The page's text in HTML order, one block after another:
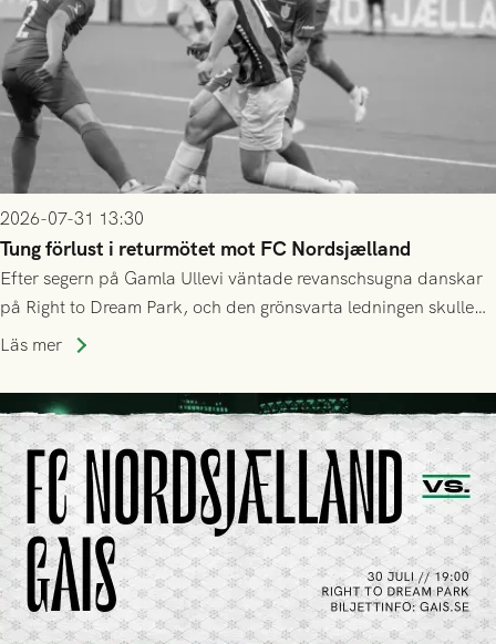
2026-07-31 13:30
Tung förlust i returmötet mot FC Nordsjælland
Efter segern på Gamla Ullevi väntade revanschsugna danskar
på Right to Dream Park, och den grönsvarta ledningen skulle
upphöra efter mindre än kvarten spelad. På lika mark visade
tennissiffror och det grönsvarta europaäventyret tog slut.
Läs mer